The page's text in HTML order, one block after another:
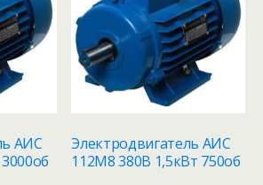
АИС
Электродвигатель АИС
112M8 380В 1,5кВт 750об